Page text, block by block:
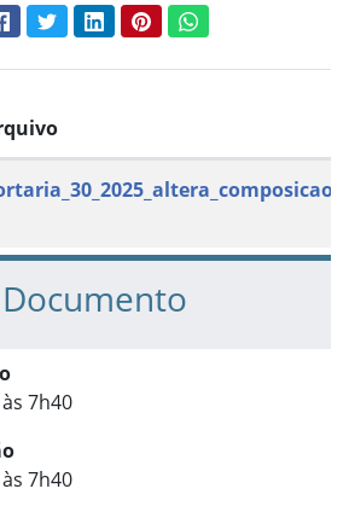
conteúdo:
FacebookTwitterLinkedInPinterestWhatsApp
7h40
7h40